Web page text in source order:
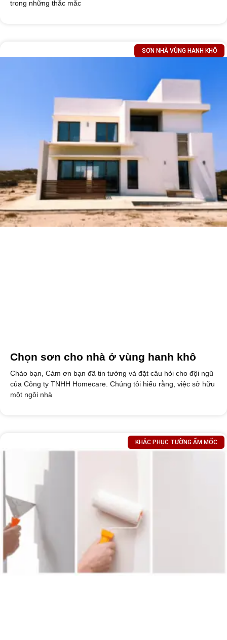
trong những thắc mắc
SƠN NHÀ VÙNG HANH KHÔ
Chọn sơn cho nhà ở vùng hanh khô
Chào bạn, Cảm ơn bạn đã tin tưởng và đặt câu hỏi cho đội ngũ
của Công ty TNHH Homecare. Chúng tôi hiểu rằng, việc sở hữu
một ngôi nhà
KHẮC PHỤC TƯỜNG ẨM MỐC